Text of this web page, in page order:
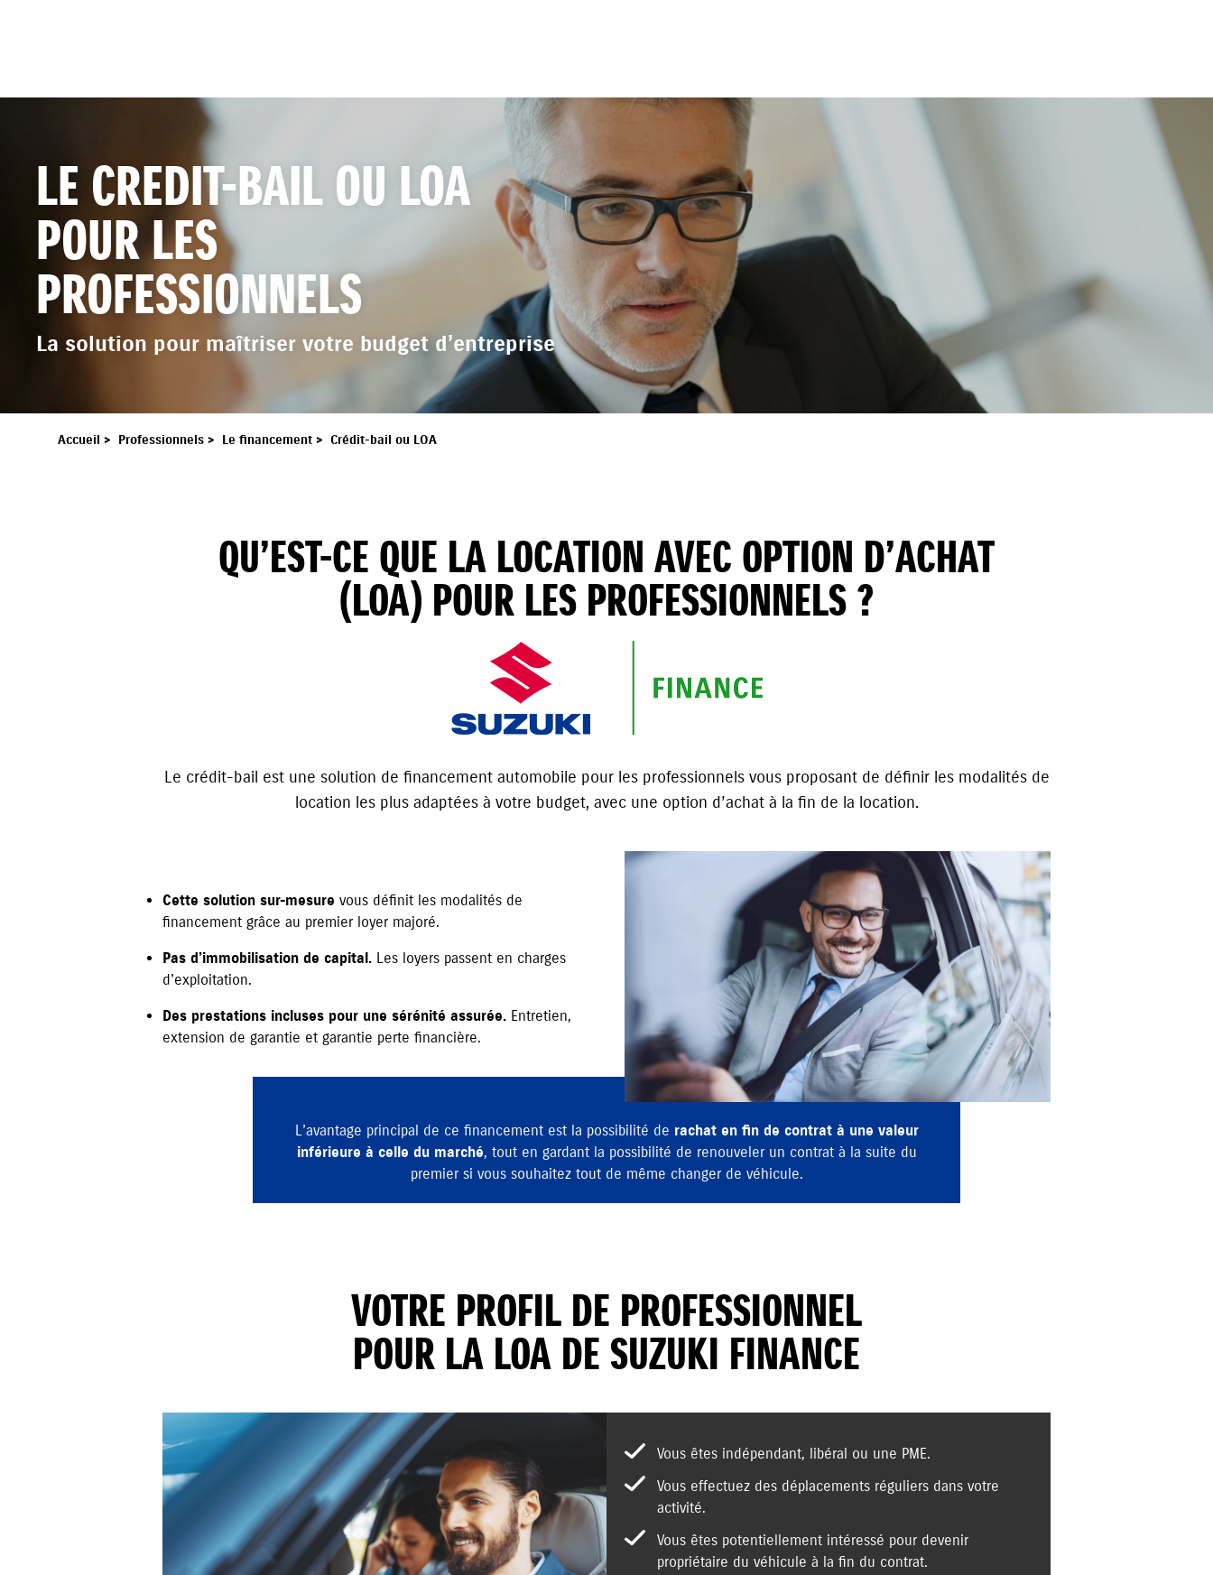
LE CREDIT-BAIL OU LOA
POUR LES
PROFESSIONNELS
La solution pour maîtriser votre budget d’entreprise
Accueil > Professionnels > Le financement > Crédit-bail ou LOA
QU’EST-CE QUE LA LOCATION AVEC OPTION D’ACHAT
(LOA) POUR LES PROFESSIONNELS ?
Le crédit-bail est une solution de financement automobile pour les professionnels vous proposant de définir les modalités de
location les plus adaptées à votre budget, avec une option d’achat à la fin de la location.
Cette solution sur-mesure vous déﬁnit les modalités de
financement grâce au premier loyer majoré.
Pas d’immobilisation de capital. Les loyers passent en charges
d’exploitation.
Des prestations incluses pour une sérénité assurée. Entretien,
extension de garantie et garantie perte financière.
L’avantage principal de ce financement est la possibilité de rachat en ﬁn de contrat à une valeur
inférieure à celle du marché, tout en gardant la possibilité de renouveler un contrat à la suite du
premier si vous souhaitez tout de même changer de véhicule.
VOTRE PROFIL DE PROFESSIONNEL
POUR LA LOA DE SUZUKI FINANCE
Vous êtes indépendant, libéral ou une PME.
Vous effectuez des déplacements réguliers dans votre
activité.
Vous êtes potentiellement intéressé pour devenir
propriétaire du véhicule à la fin du contrat.